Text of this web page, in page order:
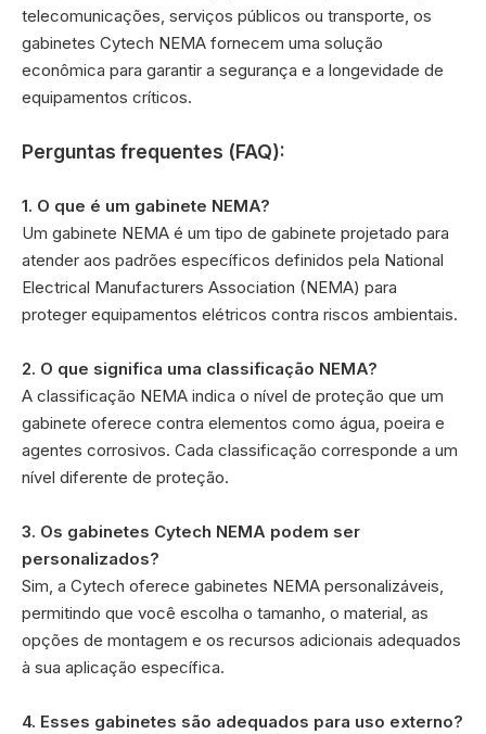
telecomunicações, serviços públicos ou transporte, os
gabinetes Cytech NEMA fornecem uma solução
econômica para garantir a segurança e a longevidade de
equipamentos críticos.
Perguntas frequentes (FAQ):
1. O que é um gabinete NEMA?
Um gabinete NEMA é um tipo de gabinete projetado para
atender aos padrões específicos definidos pela National
Electrical Manufacturers Association (NEMA) para
proteger equipamentos elétricos contra riscos ambientais.
2. O que significa uma classificação NEMA?
A classificação NEMA indica o nível de proteção que um
gabinete oferece contra elementos como água, poeira e
agentes corrosivos. Cada classificação corresponde a um
nível diferente de proteção.
3. Os gabinetes Cytech NEMA podem ser
personalizados?
Sim, a Cytech oferece gabinetes NEMA personalizáveis,
permitindo que você escolha o tamanho, o material, as
opções de montagem e os recursos adicionais adequados
à sua aplicação específica.
4. Esses gabinetes são adequados para uso externo?